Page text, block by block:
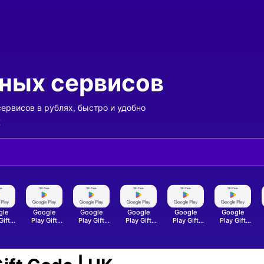
сервисов
в рублях, быстро и удобно
карты
- Оплата подарочной карты- Оплата подарочной карты- Оплата подарочной карты- Оплата подарочной карты
- Оплата подарочной
-
Google
Play Gift
Google
Play Gift
Google
Play Gift
Google
Play Gift
Google
Play Gift